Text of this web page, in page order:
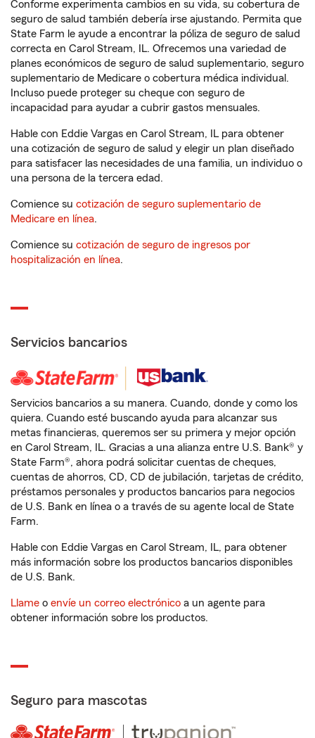
Conforme experimenta cambios en su vida, su cobertura de
seguro de salud también debería irse ajustando. Permita que
State Farm le ayude a encontrar la póliza de seguro de salud
correcta en Carol Stream, IL. Ofrecemos una variedad de
planes económicos de seguro de salud suplementario, seguro
suplementario de Medicare o cobertura médica individual.
Incluso puede proteger su cheque con seguro de
incapacidad para ayudar a cubrir gastos mensuales.
Hable con Eddie Vargas en Carol Stream, IL para obtener
una cotización de seguro de salud y elegir un plan diseñado
para satisfacer las necesidades de una familia, un individuo o
una persona de la tercera edad.
Comience su cotización de seguro suplementario de
Medicare en línea.
Comience su cotización de seguro de ingresos por
hospitalización en línea.
Servicios bancarios
Servicios bancarios a su manera. Cuando, donde y como los
quiera. Cuando esté buscando ayuda para alcanzar sus
metas financieras, queremos ser su primera y mejor opción
en Carol Stream, IL. Gracias a una alianza entre U.S. Bank® y
State Farm®, ahora podrá solicitar cuentas de cheques,
cuentas de ahorros, CD, CD de jubilación, tarjetas de crédito,
préstamos personales y productos bancarios para negocios
de U.S. Bank en línea o a través de su agente local de State
Farm.
Hable con Eddie Vargas en Carol Stream, IL, para obtener
más información sobre los productos bancarios disponibles
de U.S. Bank.
Llame o envíe un correo electrónico a un agente para
obtener información sobre los productos.
Seguro para mascotas